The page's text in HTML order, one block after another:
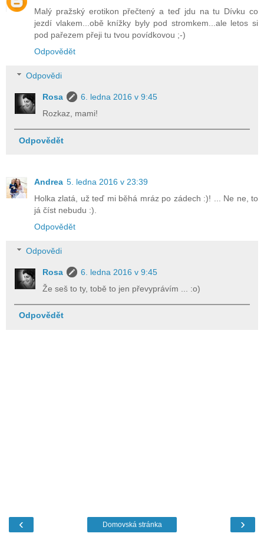
Malý pražský erotikon přečtený a teď jdu na tu Dívku co
jezdí vlakem...obě knížky byly pod stromkem...ale letos si
pod pařezem přeji tu tvou povídkovou ;-)
Odpovědět
Odpovědi
Rosa
6. ledna 2016 v 9:45
Rozkaz, mami!
Odpovědět
Andrea 5. ledna 2016 v 23:39
Holka zlatá, už teď mi běhá mráz po zádech :)! ... Ne ne, to
já číst nebudu :).
Odpovědět
Odpovědi
Rosa
6. ledna 2016 v 9:45
Že seš to ty, tobě to jen převyprávím ... :o)
Odpovědět
‹ ›
Domovská stránka